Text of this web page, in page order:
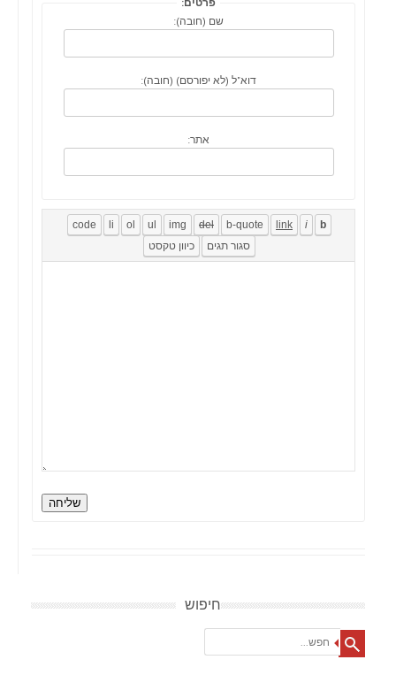
שם (חובה):
דוא"ל (לא יפורסם) (חובה):
אתר:
שליחה
חיפוש